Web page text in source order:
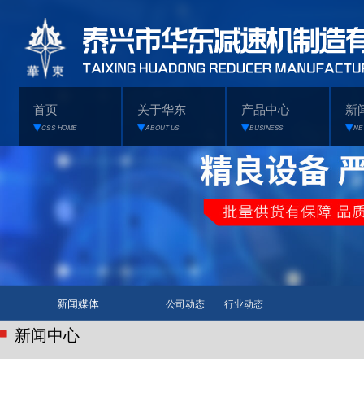
首页
CSS HOME
关于华东
ABOUT US
产品中心
BUSINESS
新
新闻媒体 公司动态 行业动态
新闻中心